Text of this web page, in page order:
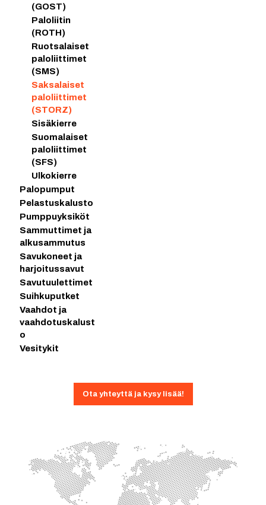
(GOST)
Paloliitin
(ROTH)
Ruotsalaiset
paloliittimet
(SMS)
Saksalaiset
paloliittimet
(STORZ)
Sisäkierre
Suomalaiset
paloliittimet
(SFS)
Ulkokierre
Palopumput
Pelastuskalusto
Pumppuyksiköt
Sammuttimet ja
alkusammutus
Savukoneet ja
harjoitussavut
Savutuulettimet
Suihkuputket
Vaahdot ja
vaahdotuskalust
o
Vesitykit
Ota yhteyttä ja kysy lisää!